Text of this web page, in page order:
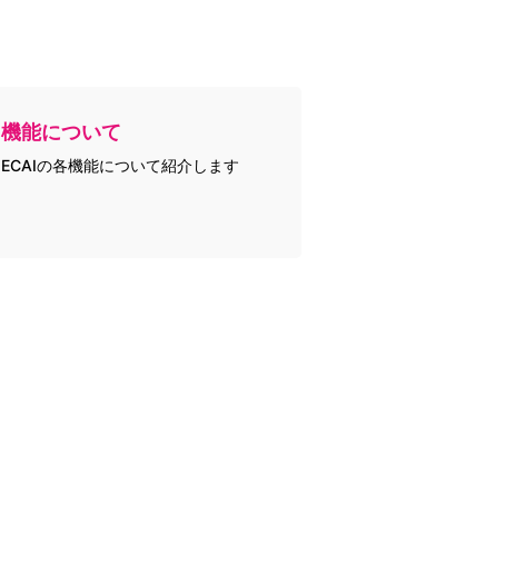
機能について
ECAIの各機能について紹介します